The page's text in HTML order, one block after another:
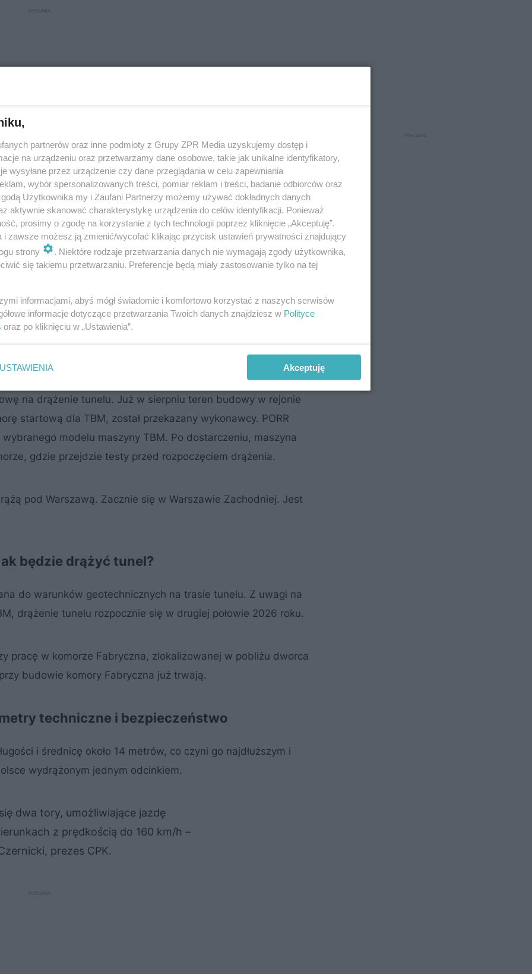
4,6 km jest częścią linii kolejowej nr 85, znanej jako
i Lotnisko CPK z Łodzią do 2032 roku, a w 2035 roku
i Poznania.
biznesowe Airport City i Cargo City
kolejowego w Katowicach
Kluczowy etap inwestycji CPK
na drążenie tunelu. Już w sierpniu teren budowy w rejonie
startową dla TBM, został przekazany wykonawcy. PORR
modelu maszyny TBM. Po dostarczeniu, maszyna
gdzie przejdzie testy przed rozpoczęciem drążenia.
pod Warszawą. Zacznie się w Warszawie Zachodniej. Jest
będzie drążyć tunel?
do warunków geotechnicznych na trasie tunelu. Z uwagi na
drążenie tunelu rozpocznie się w drugiej połowie 2026 roku.
pracę w komorze Fabryczna, zlokalizowanej w pobliżu dworca
budowie komory Fabryczna już trwają.
techniczne i bezpieczeństwo
i średnicę około 14 metrów, co czyni go najdłuższym i
wydrążonym jednym odcinkiem.
dwa tory, umożliwiające jazdę
z prędkością do 160 km/h –
prezes CPK.
partnerów oraz inne podmioty z Grupy ZPR Media uzyskujemy dostęp i
na urządzeniu oraz przetwarzamy dane osobowe, takie jak unikalne identyfikatory,
wysyłane przez urządzenie czy dane przeglądania w celu zapewniania
wybór spersonalizowanych treści, pomiar reklam i treści, badanie odbiorców oraz
Użytkownika my i Zaufani Partnerzy możemy używać dokładnych danych
aktywnie skanować charakterystykę urządzenia do celów identyfikacji. Ponieważ
prosimy o zgodę na korzystanie z tych technologii poprzez kliknięcie „Akceptuję”.
i zawsze możesz ją zmienić/wycofać klikając przycisk ustawień prywatności znajdujący
strony
. Niektóre rodzaje przetwarzania danych nie wymagają zgody użytkownika,
się takiemu przetwarzaniu. Preferencje będą miały zastosowanie tylko na tej
informacjami, abyś mógł świadomie i komfortowo korzystać z naszych serwisów
informacje dotyczące przetwarzania Twoich danych znajdziesz w Polityce
oraz po kliknięciu w „Ustawienia”.
USTAWIENIA Akceptuję